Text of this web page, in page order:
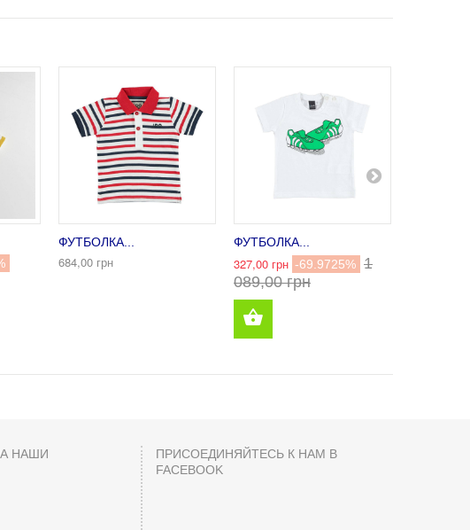
ФУТБОЛКА...
684,00 грн
ФУТБОЛКА...
327,00 грн -69.9725% 1
089,00 грн
НАШИ
ПРИСОЕДИНЯЙТЕСЬ К НАМ В
FACEBOOK